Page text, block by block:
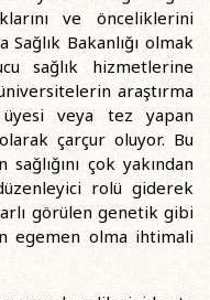
ve önceliklerini
Bakanlığı olmak
sağlık hizmetlerine
araştırma
veya tez yapan
çarçur oluyor. Bu
çok yakından
rolü giderek
görülen genetik gibi
egemen olma ihtimali